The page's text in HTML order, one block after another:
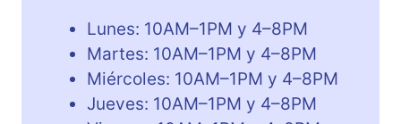
Lunes: 10AM–1PM y 4–8PM
Martes: 10AM–1PM y 4–8PM
Miércoles: 10AM–1PM y 4–8PM
Jueves: 10AM–1PM y 4–8PM